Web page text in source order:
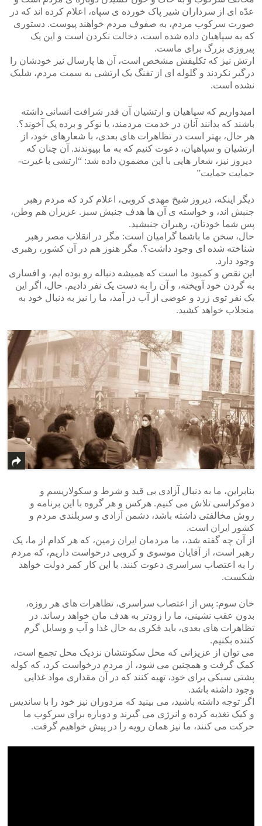
عدّه ای از سرداران شیر پاک خورده ی سپاه، اعلام کرده اند که در
صورت سرکوب مردم، به صفوف مردم خواهند پیوست. دستوری
که به سپاهیان داده شده است، دخالت نکردن است و این یک
پیروزی بزرگ برای ماست.
ارتش نیز که تکلیفش مشخص است، آن ها پارسال نیز خودشان را
درگیر نکردند و گلوله ای از تفنگ یک ارتشی به سمت مردم، شلیک
نشده است.
امیدواریم که سپاهیان و ارتشیان آن قدر شرافت انسانی داشته
باشند که بدانند آنان در خدمت مردمند، یا نوکر و برده یک آخوند؟.
هر حال، بهتر است در تظاهرات های بعدی، با شعارهای خود، از
ارتشیان و سپاهیان، دعوت کنیم که به ما بپیوندند. آن چنان که
دیروز نیز، شعار هایی با این مضمون داده شد: “ارتشی با غیرت-
حمایت حمایت”
دیگر اینکه، دیروز شیخ مهدی کروبی، اعلام کرد که مردم رهبر
جنبش اند، و خواسته ی آن ها هدف جنبش سبز. عزیزان هم وطن،
پس شما خودتان، رهبران جنبشید.
حال، سخن ما باشما گرامیان است: مگر در انقلاب مصر رهبر
شناخته شده ای وجود داشت؟. مگر هنوز هم در آن کشور، رهبری
وجود دارد.
این نقص و کمبود ما است که همیشه دنباله رو بوده ایم، و افساری
به گردن خود آویخته، و آن را به دست یک نفر دادیم. حال، اگر این
یک نفر توی زرد و عوضی از آب در آمد، ما را نیز به دنبال خود به
منجلاب خواهد کشید.
بنابراین، ما به دنبال آزادی بی قید و شرط و سکولاریسم و
دموکراسی تلاش می کنیم. هرکس و هر گروه با این برنامه و
روش مخالفتی داشته باشد، دشمن آزادی و سربلندی مردم و
کشور ایران است.
از آن چه گفته شد،، ما مردمان ایران زمین، که هر کدام از ما، یک
رهبر است، از آقایان موسوی و کروبی درخواست داریم، که مردم
را به اعتصاب سراسری دعوت کنند. با این کار کمر دولت خواهد
شکست.
خان سوم: پس از اعتصاب سراسری، تظاهرات های هر روزه،
بدون عقب نشینی، ما را زودتر به هدف مان خواهد رساند. در
تظاهرات های بعدی، باید فکری به حال غذا و آب و وسایل گرم
کننده بکنیم.
می توان از عزیزانی که محل سکونتشان نزدیک محل تجمع است،
کمک گرفت و همچنین می شود، از مردم درخواست کرد، که کوله
پشتی سبکی برای خود، تهیه کنند که در آن مقداری مواد غذایی
وجود داشته باشد.
اگر توجه داشته باشید، می بینید که مزدوران نیز خود را با ساندیس
و کیک تغذیه کرده و انرژی می گیرند و دوباره برای سرکوب ما
حرکت می کنند، ما نیز همان رویه را در پیش خواهیم گرفت.